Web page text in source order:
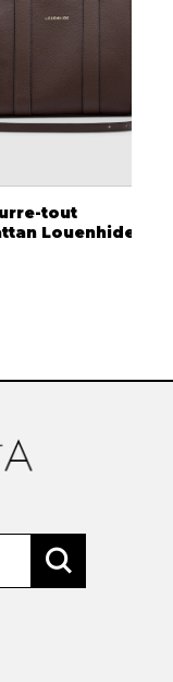
tout
Louenhide